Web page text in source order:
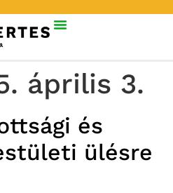
április 3.
és
ülésre